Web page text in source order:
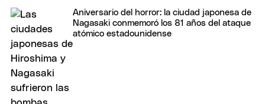
Aniversario del horror: la ciudad japonesa de
Nagasaki conmemoró los 81 años del ataque
atómico estadounidense